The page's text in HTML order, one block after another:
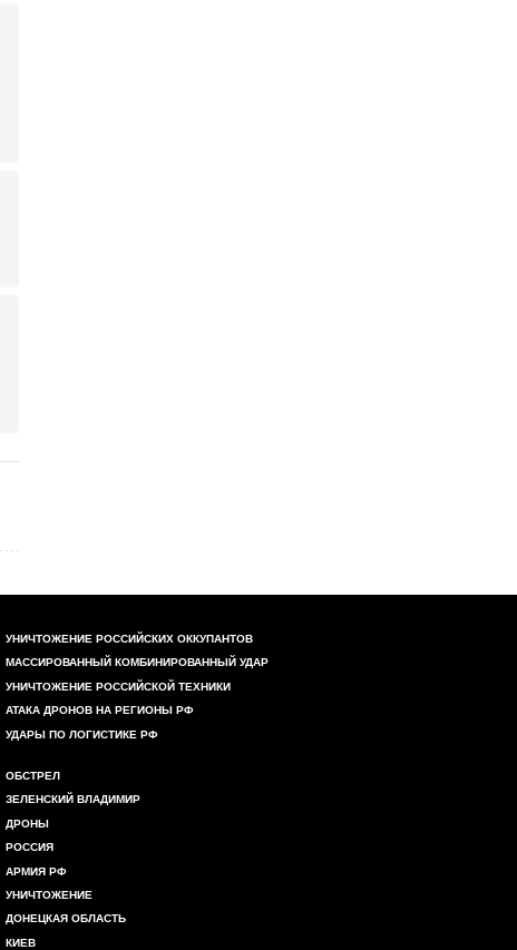
УНИЧТОЖЕНИЕ РОССИЙСКИХ ОККУПАНТОВ
МАССИРОВАННЫЙ КОМБИНИРОВАННЫЙ УДАР
УНИЧТОЖЕНИЕ РОССИЙСКОЙ ТЕХНИКИ
АТАКА ДРОНОВ НА РЕГИОНЫ РФ
УДАРЫ ПО ЛОГИСТИКЕ РФ
ОБСТРЕЛ
ЗЕЛЕНСКИЙ ВЛАДИМИР
ДРОНЫ
РОССИЯ
АРМИЯ РФ
УНИЧТОЖЕНИЕ
ДОНЕЦКАЯ ОБЛАСТЬ
КИЕВ